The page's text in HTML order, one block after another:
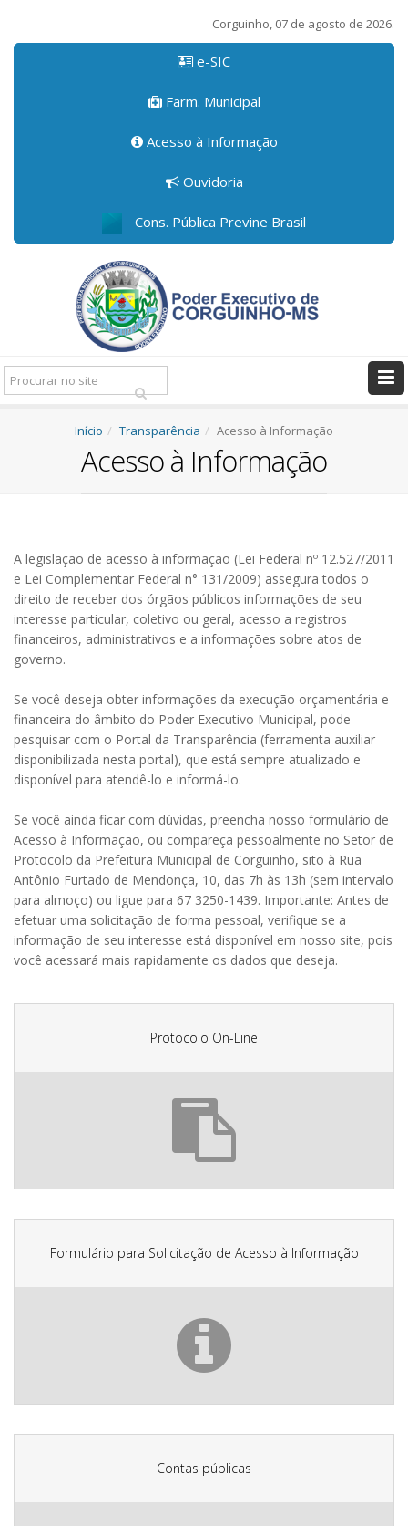
Corguinho, 07 de agosto de 2026.
e-SIC
Farm. Municipal
Acesso à Informação
Ouvidoria
Cons. Pública Previne Brasil
Pesquisar:
Início Transparência Acesso à Informação
Acesso à Informação
A legislação de acesso à informação (Lei Federal nº 12.527/2011
e Lei Complementar Federal n° 131/2009) assegura todos o
direito de receber dos órgãos públicos informações de seu
interesse particular, coletivo ou geral, acesso a registros
financeiros, administrativos e a informações sobre atos de
governo.
Se você deseja obter informações da execução orçamentária e
financeira do âmbito do Poder Executivo Municipal, pode
pesquisar com o Portal da Transparência (ferramenta auxiliar
disponibilizada nesta portal), que está sempre atualizado e
disponível para atendê-lo e informá-lo.
Se você ainda ficar com dúvidas, preencha nosso formulário de
Acesso à Informação, ou compareça pessoalmente no Setor de
Protocolo da Prefeitura Municipal de Corguinho, sito à Rua
Antônio Furtado de Mendonça, 10, das 7h às 13h (sem intervalo
para almoço) ou ligue para 67 3250-1439. Importante: Antes de
efetuar uma solicitação de forma pessoal, verifique se a
informação de seu interesse está disponível em nosso site, pois
você acessará mais rapidamente os dados que deseja.
Protocolo On-Line
Formulário para Solicitação de Acesso à Informação
Contas públicas